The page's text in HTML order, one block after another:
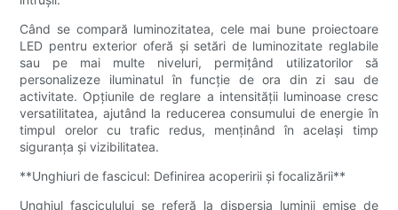
Când se compară luminozitatea, cele mai bune proiectoare
LED pentru exterior oferă și setări de luminozitate reglabile
sau pe mai multe niveluri, permițând utilizatorilor să
personalizeze iluminatul în funcție de ora din zi sau de
activitate. Opțiunile de reglare a intensității luminoase cresc
versatilitatea, ajutând la reducerea consumului de energie în
timpul orelor cu trafic redus, menținând în același timp
siguranța și vizibilitatea.
**Unghiuri de fascicul: Definirea acoperirii și focalizării**
Unghiul fasciculului se referă la dispersia luminii emise de